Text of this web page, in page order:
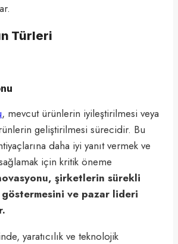
Türleri
, mevcut ürünlerin iyileştirilmesi veya
geliştirilmesi sürecidir. Bu
daha iyi yanıt vermek ve
için kritik öneme
şirketlerin sürekli
ve pazar lideri
yaratıcılık ve teknolojik